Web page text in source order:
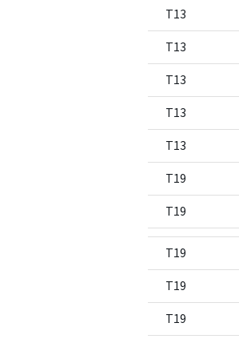
T13
T13
T13
T13
T13
T19
T19
T19
T19
T19